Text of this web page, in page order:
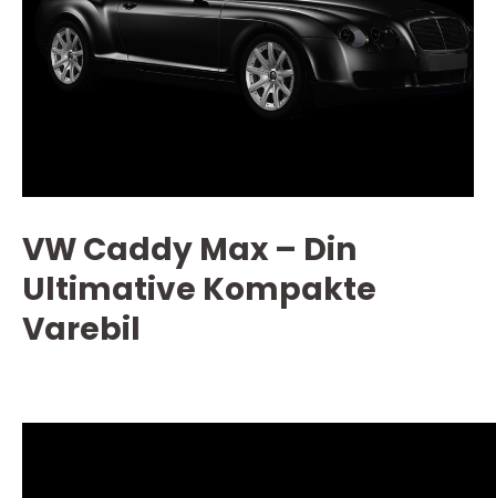
VW Caddy Max – Din
Ultimative Kompakte
Varebil